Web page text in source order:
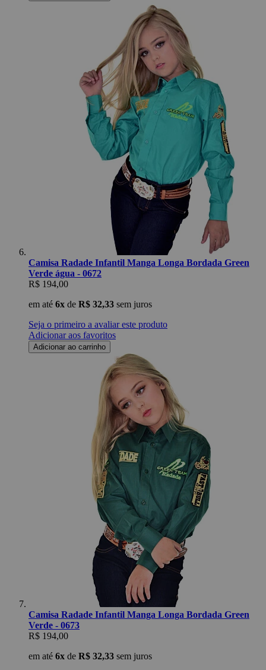
Camisa Radade Infantil Manga Longa Bordada Green
Verde água - 0672
R$ 194,00
em até 6x de R$ 32,33 sem juros
Seja o primeiro a avaliar este produto
Adicionar aos favoritos
Adicionar ao carrinho
Camisa Radade Infantil Manga Longa Bordada Green
Verde - 0673
R$ 194,00
em até 6x de R$ 32,33 sem juros